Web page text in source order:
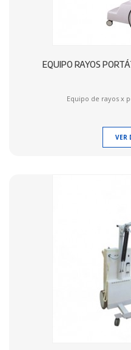
EQUIPO RAYOS
Equipo de rayos x
VER